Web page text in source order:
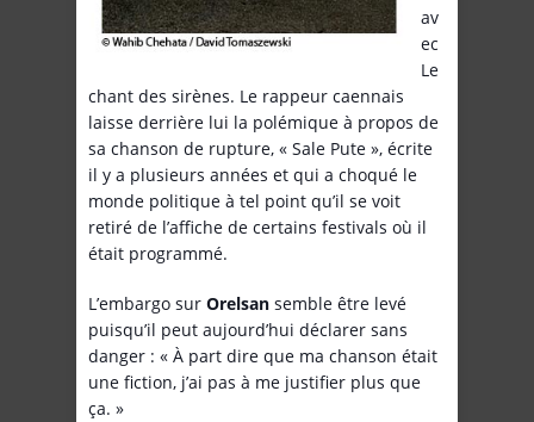
av
ec
Le
chant des sirènes. Le rappeur caennais
laisse derrière lui la polémique à propos de
sa chanson de rupture, « Sale Pute », écrite
il y a plusieurs années et qui a choqué le
monde politique à tel point qu’il se voit
retiré de l’affiche de certains festivals où il
était programmé.
L’embargo sur Orelsan semble être levé
puisqu’il peut aujourd’hui déclarer sans
danger : « À part dire que ma chanson était
une fiction, j’ai pas à me justifier plus que
ça. »